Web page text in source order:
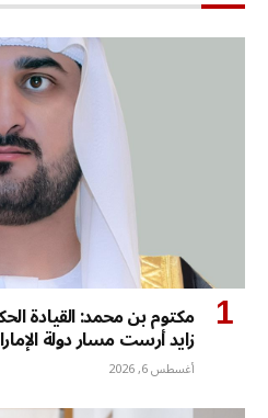
مكتوم بن محمد: القيادة
زايد أرست مسار دولة
أغسطس 6, 2026